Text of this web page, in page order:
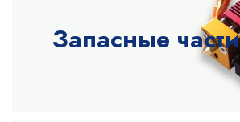
Запасные части